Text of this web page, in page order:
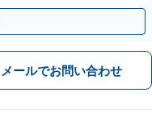
メールでお問い合わせ